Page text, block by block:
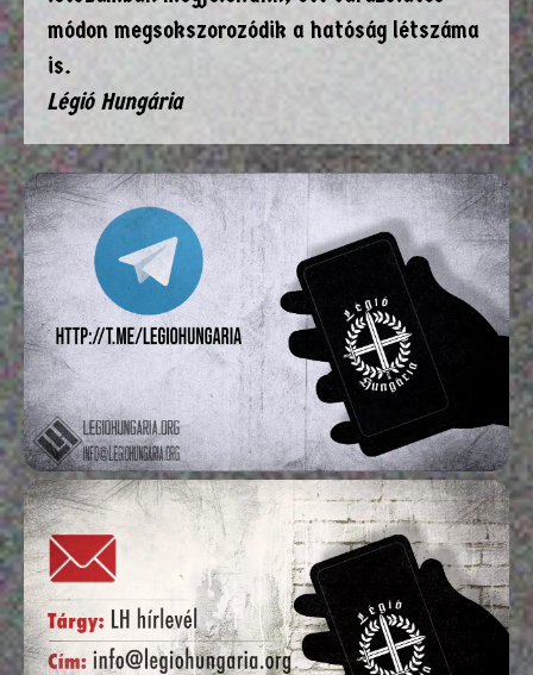
módon megsokszorozódik a hatóság létszáma
is.
Légió Hungária